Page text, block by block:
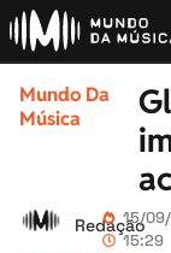
Mundo Da
Música
Redação
15/
15:29